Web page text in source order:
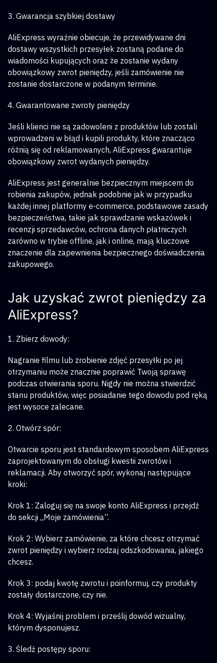
3. Gwarancja szybkiej dostawy
AliExpress wyraźnie obiecuje, że przewidywane dni
dostawy wszystkich przesyłek zostaną podane do
wiadomości kupujących oraz że zostanie wydany
obowiązkowy zwrot pieniędzy, jeśli zamówienie nie
zostanie dostarczone w podanym terminie.
4. Gwarantowane zwroty pieniędzy
Jeśli klienci nie są zadowoleni z produktów lub zostali
wprowadzeni w błąd i kupili produkty, które znacząco
różnią się od reklamowanych, AliExpress gwarantuje
obowiązkowy zwrot wydanych pieniędzy.
AliExpress jest generalnie bezpiecznym miejscem do
robienia zakupów, jednak podobnie jak w przypadku
każdej innej platformy e-commerce, podstawowe zasady
bezpieczeństwa, takie jak sprawdzanie wskazówek i
recenzji sprzedawców, ochrona danych płatniczych
zarówno w trybie offline, jak i online, mają kluczowe
znaczenie dla zapewnienia bezpiecznego doświadczenia
zakupowego.
Jak uzyskać zwrot pieniędzy za
AliExpress?
1. Zbierz dowody:
Nagranie filmu lub zrobienie zdjęć przesyłki po jej
otrzymaniu może znacznie poprawić Twoją sprawę
podczas otwierania sporu. Nigdy nie można stwierdzić
stanu produktów, więc posiadanie tego dowodu pod ręką
jest wysoce zalecane.
2. Otwórz spór:
Otwarcie sporu jest standardowym sposobem AliExpress
zaprojektowanym do obsługi kwestii zwrotów i
reklamacji. Aby otworzyć spór, wykonaj następujące
kroki:
Krok 1: Zaloguj się na swoje konto AliExpress i przejdź
do sekcji „Moje zamówienia”.
Krok 2: Wybierz zamówienie, za które chcesz otrzymać
zwrot pieniędzy i wybierz rodzaj odszkodowania, jakiego
chcesz.
Krok 3: podaj kwotę zwrotu i poinformuj, czy produkty
zostały dostarczone, czy nie.
Krok 4: Wyjaśnij problem i prześlij dowód wizualny,
którym dysponujesz.
3. Śledź postępy sporu: